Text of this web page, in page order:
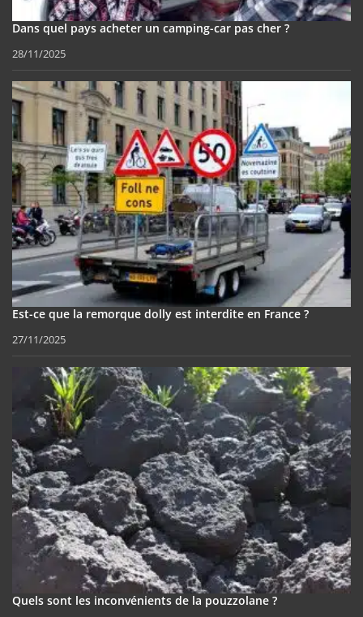
Dans quel pays acheter un camping-car pas cher ?
28/11/2025
Est-ce que la remorque dolly est interdite en France ?
27/11/2025
Quels sont les inconvénients de la pouzzolane ?